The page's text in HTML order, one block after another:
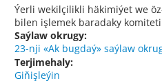
Ýerli wekilçilikli häkimiýet we
bilen işlemek baradaky komiteti
Saýlaw okrugy:
23-nji «Ak bugdaý» saýlaw
Terjimehaly:
Giňişleýin